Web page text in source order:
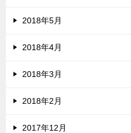
2018年5月
2018年4月
2018年3月
2018年2月
2017年12月